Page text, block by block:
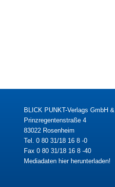
BLICK PUNKT-Verlags GmbH
Prinzregentenstraße 4
83022 Rosenheim
Tel. 0 80 31/18 16 8 -0
Fax 0 80 31/18 16 8 -40
Mediadaten hier herunterladen!